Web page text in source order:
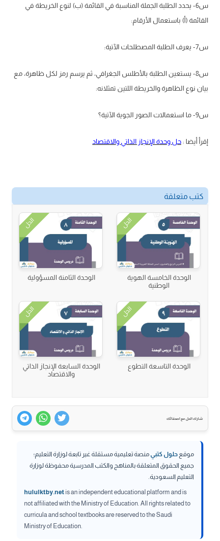
س6- يحدد الطلبة الجملة المناسبة في القائمة (ب) لنوع الخريطة في
القائمة (أ) باستعمال الأرقام:
س7- يعرف الطلبة المصطلحات الآتية:
س8- يستعين الطلبة بالأطلس الجغرافي، ثم يرسم رمز لكل ظاهرة، مع
بيان نوع الظاهرة والخريطة اللتين تمثلانه:
س9- ما استعمالات الصور الجوية الآتية؟
إقرأ أيضا :حل وحدة الإنجاز الذاتي والاقتصاد
كتب متعلقة
الحل
الوحدة الخامسة الهوية
الوطنية
الحل
الوحدة الثامنة المسؤولية
الحل
الوحدة التاسعة التطوع
الحل
الوحدة السابعة الإنجاز الذاتي
والاقتصاد
شارك الحل مع اصدقائك
موقع حلول كتبيمنصة تعليمية مستقلة غير تابعة لوزارة التعليم؛
جميع الحقوق المتعلقة بالمناهج والكتب المدرسية محفوظة لوزارة
التعليم السعودية.
hululktby.netis an independent educational platform and is
not affiliated with the Ministry of Education. All rights related to
curricula and school textbooks are reserved to the Saudi
Ministry of Education.